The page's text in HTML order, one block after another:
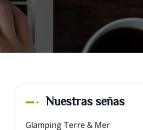
Nuestras señas
Glamping Terre & Mer